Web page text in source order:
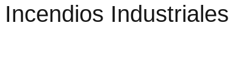
Incendios Industriales